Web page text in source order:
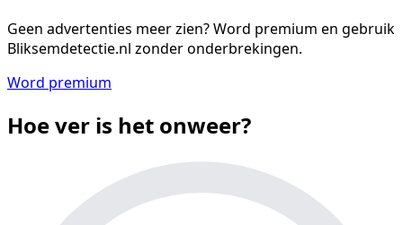
Geen advertenties meer zien?Word premium en gebruik
Bliksemdetectie.nl zonder onderbrekingen.
Word premium
Hoe ver is het onweer?